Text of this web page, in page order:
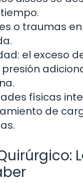
o traumas
el exceso
físicas
de